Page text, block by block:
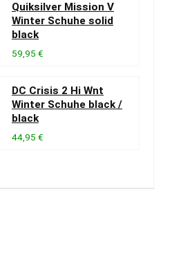
Quiksilver Mission V
Winter Schuhe solid
black
59,95 €
DC Crisis 2 Hi Wnt
Winter Schuhe black /
black
44,95 €